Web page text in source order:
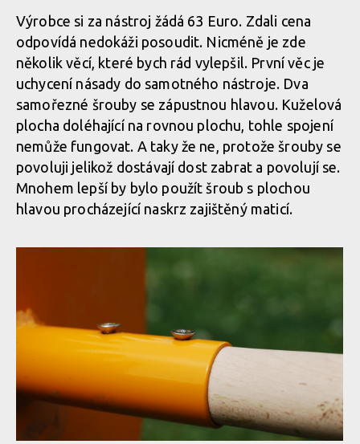
Test: Devonic tools Tatra - McLeod Fire Tool po slovensku
Test: Devonic tools Tatra - McLeod Fire Tool po slovensku
Výrobce si za nástroj žádá 63 Euro. Zdali cena
odpovídá nedokáži posoudit. Nicméně je zde
několik věcí, které bych rád vylepšil. První věc je
uchycení násady do samotného nástroje. Dva
samořezné šrouby se zápustnou hlavou. Kuželová
plocha doléhající na rovnou plochu, tohle spojení
nemůže fungovat. A taky že ne, protože šrouby se
povoluji jelikož dostávají dost zabrat a povolují se.
Mnohem lepší by bylo použít šroub s plochou
hlavou procházející naskrz zajištěný maticí.